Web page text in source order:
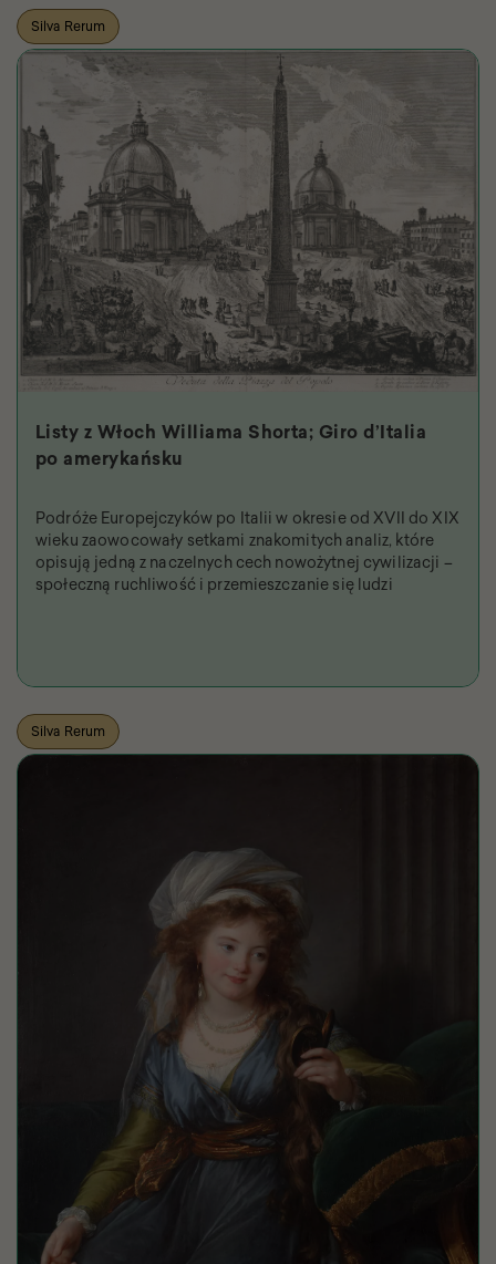
Silva Rerum
Listy z Włoch Williama Shorta; Giro d’Italia
po amerykańsku
Podróże Europejczyków po Italii w okresie od XVII do XIX
wieku zaowocowały setkami znakomitych analiz, które
opisują jedną z naczelnych cech nowożytnej cywilizacji –
społeczną ruchliwość i przemieszczanie się ludzi
Silva Rerum